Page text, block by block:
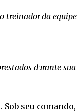
treinador da
durante
Sob seu